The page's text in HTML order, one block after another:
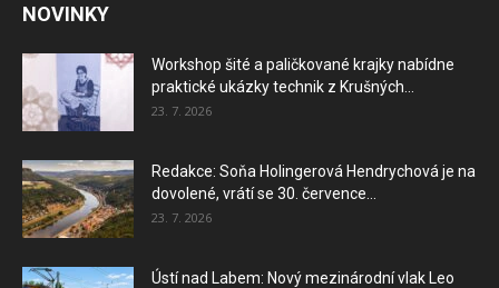
NOVINKY
Workshop šité a paličkované krajky nabídne
praktické ukázky technik z Krušných...
23. 7. 2026
Redakce: Soňa Holingerová Hendrychová je na
dovolené, vrátí se 30. července...
23. 7. 2026
Ústí nad Labem: Nový mezinárodní vlak Leo